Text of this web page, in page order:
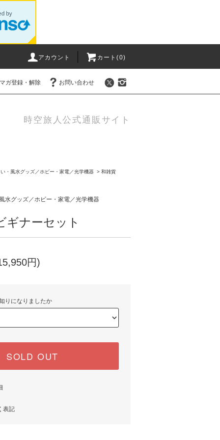
アカウント カート(0)
ガ登録・解除 お問い合わせ
時空旅人公式通販サイト
・風水グッズ／ホビー・家電／光学機器 > 和雑貨
水グッズ／ホビー・家電／光学機器
ギナーセット
円)
りになりましたか
SOLD OUT
表記